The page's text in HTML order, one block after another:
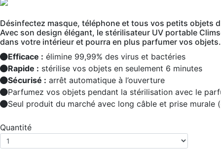
Désinfectez masque, téléphone et tous vos petits objets
Avec son design élégant, le stérilisateur UV portable
dans votre intérieur et pourra en plus parfumer vos objets.
Efficace : élimine 99,99% des virus et bactéries
Rapide : stérilise vos objets en seulement 6 minutes
Sécurisé : arrêt automatique à l’ouverture
Parfumez vos objets pendant la stérilisation avec le
Seul produit du marché avec long câble et prise murale
Quantité